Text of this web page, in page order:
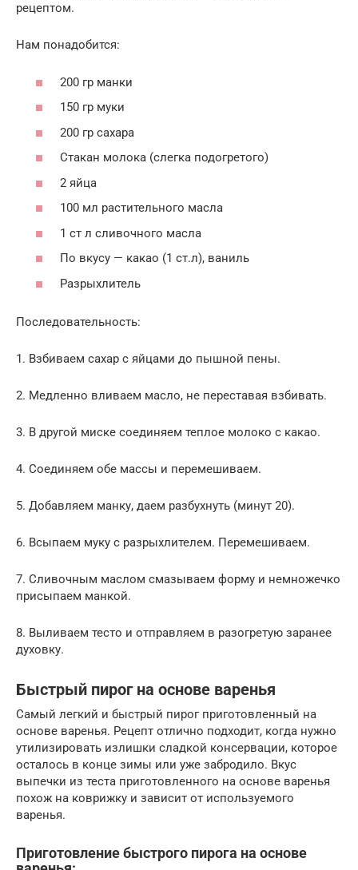
рецептом.
Нам понадобится:
200 гр манки
150 гр муки
200 гр сахара
Стакан молока (слегка подогретого)
2 яйца
100 мл растительного масла
1 ст л сливочного масла
По вкусу — какао (1 ст.л), ваниль
Разрыхлитель
Последовательность:
1. Взбиваем сахар с яйцами до пышной пены.
2. Медленно вливаем масло, не переставая взбивать.
3. В другой миске соединяем теплое молоко с какао.
4. Соединяем обе массы и перемешиваем.
5. Добавляем манку, даем разбухнуть (минут 20).
6. Всыпаем муку с разрыхлителем. Перемешиваем.
7. Сливочным маслом смазываем форму и немножечко
присыпаем манкой.
8. Выливаем тесто и отправляем в разогретую заранее
духовку.
Быстрый пирог на основе варенья
Самый легкий и быстрый пирог приготовленный на
основе варенья. Рецепт отлично подходит, когда нужно
утилизировать излишки сладкой консервации, которое
осталось в конце зимы или уже забродило. Вкус
выпечки из теста приготовленного на основе варенья
похож на коврижку и зависит от используемого
варенья.
Приготовление быстрого пирога на основе